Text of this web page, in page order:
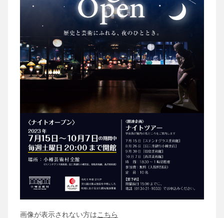
画像が表示されない方はこちら